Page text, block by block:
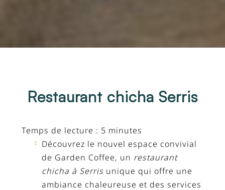
Restaurant chicha Serris
Temps de lecture : 5 minutes
Découvrez le nouvel espace convivial
de Garden Coffee, un restaurant
chicha à Serrisunique qui offre une
ambiance chaleureuse et des services